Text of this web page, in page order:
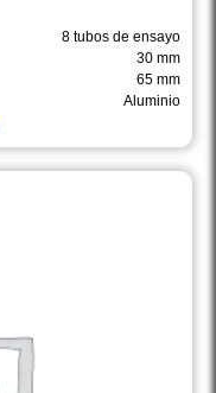
8 tubos de ensayo
30 mm
65 mm
Aluminio